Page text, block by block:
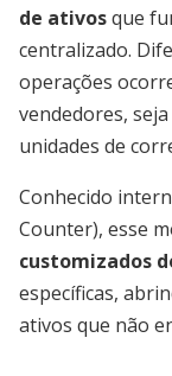
de ativosque
centralizado.
operações
vendedores,
unidades de
Conhecido
Counter), esse
customizados
específicas,
ativos que não